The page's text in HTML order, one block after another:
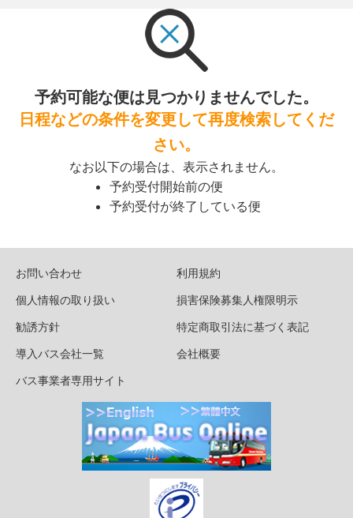
予約可能な便は見つかりませんでした。
日程などの条件を変更して再度検索してくだ
さい。
なお以下の場合は、表示されません。
予約受付開始前の便
予約受付が終了している便
お問い合わせ
利用規約
個人情報の取り扱い
損害保険募集人権限明示
勧誘方針
特定商取引法に基づく表記
導入バス会社一覧
会社概要
バス事業者専用サイト